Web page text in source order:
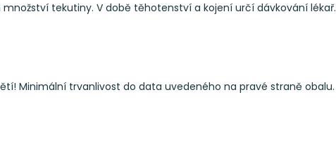
tekutiny. V době těhotenství a kojení určí dávkování lékař.
Minimální trvanlivost do data uvedeného na pravé straně obalu.